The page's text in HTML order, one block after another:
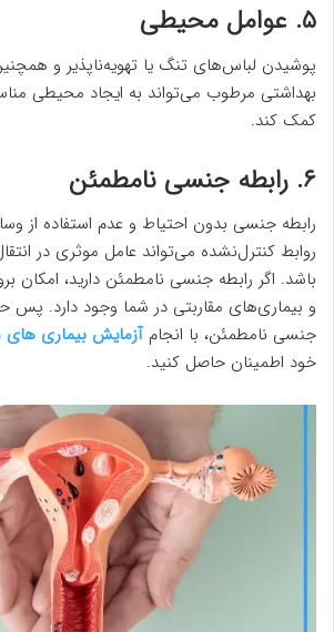
۵. عوامل محیطی
پوشیدن لباس‌های تنگ یا تهویه‌ناپذیر و همچنین
بهداشتی مرطوب می‌تواند به ایجاد محیطی
کمک کند.
۶. رابطه جنسی نامطمئن
رابطه جنسی بدون احتیاط و عدم استفاده از
روابط کنترل‌نشده می‌تواند عامل موثری در
باشد. اگر رابطه جنسی نامطمئن دارید، امکان
و بیماری‌های مقاربتی در شما وجود دارد. پس
جنسی نامطمئن، با انجامآزمایش بیماری های
خود اطمینان حاصل کنید.